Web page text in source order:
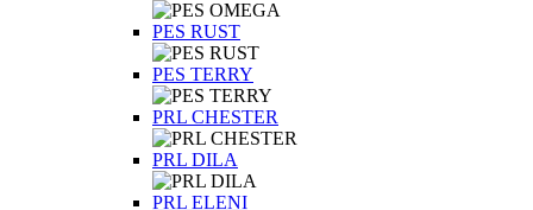
PES RUST
PES TERRY
PRL CHESTER
PRL DILA
PRL ELENI